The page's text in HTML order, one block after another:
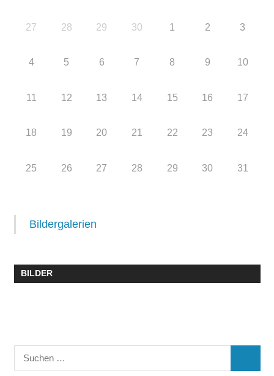
27 28 29 30 1 2 3
4 5 6 7 8 9 10
11 12 13 14 15 16 17
18 19 20 21 22 23 24
25 26 27 28 29 30 31
Bildergalerien
BILDER
Suchen
nach: